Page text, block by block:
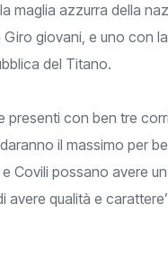
maglia azzurra della
giovani, e uno con
del Titano.
presenti con ben tre
il massimo per
Covili possano avere
qualità e